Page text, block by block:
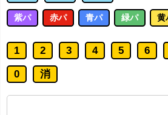
紫パ 赤パ 青パ 緑パ 黄
1 2 3 4 5 6
0 消